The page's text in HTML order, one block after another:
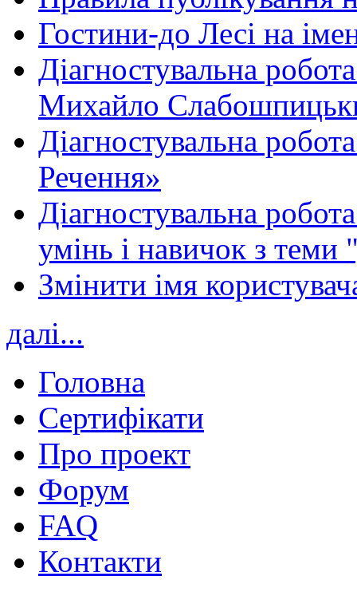
Гостини-до Лесі на
Діагностувальна
Михайло
Діагностувальна
Речення»
Діагностувальна
умінь і навичок з теми
Змінити імя
далі...
Головна
Сертифікати
Про проект
Форум
FAQ
Контакти